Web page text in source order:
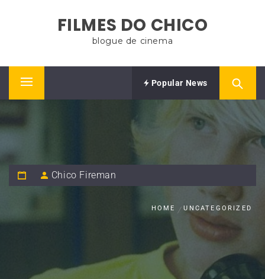
FILMES DO CHICO
blogue de cinema
Primary
Popular News
Chico Fireman
HOME UNCATEGORIZED